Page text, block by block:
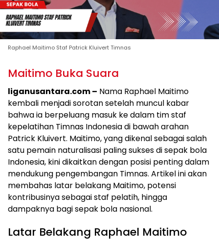
Raphael Maitimo Staf Patrick Kluivert Timnas
Maitimo Buka Suara
liganusantara.com – Nama Raphael Maitimo
kembali menjadi sorotan setelah muncul kabar
bahwa ia berpeluang masuk ke dalam tim staf
kepelatihan Timnas Indonesia di bawah arahan
Patrick Kluivert. Maitimo, yang dikenal sebagai salah
satu pemain naturalisasi paling sukses di sepak bola
Indonesia, kini dikaitkan dengan posisi penting dalam
mendukung pengembangan Timnas. Artikel ini akan
membahas latar belakang Maitimo, potensi
kontribusinya sebagai staf pelatih, hingga
dampaknya bagi sepak bola nasional.
Latar Belakang Raphael Maitimo